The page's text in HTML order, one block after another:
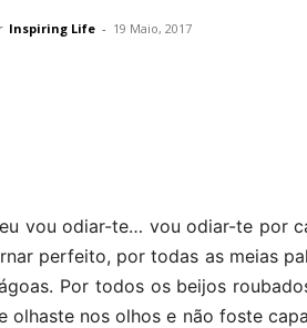
Inspiring Life - 19 Maio, 2017
vou odiar-te… vou odiar-te por
perfeito, por todas as meias
Por todos os beijos
olhaste nos olhos e não foste